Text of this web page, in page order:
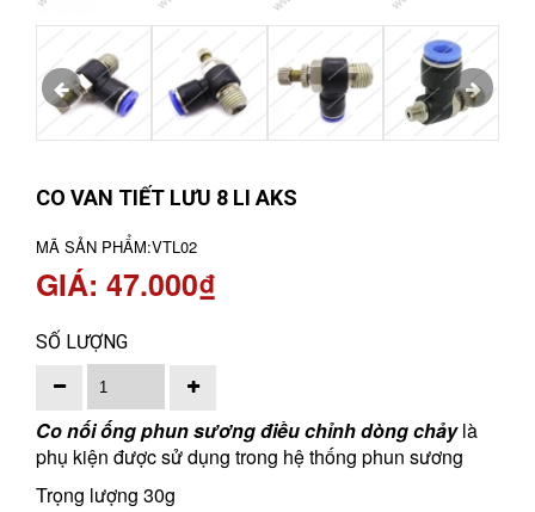
CO VAN TIẾT LƯU 8 LI AKS
MÃ SẢN PHẨM:VTL02
GIÁ: 47.000₫
SỐ LƯỢNG
Co nối ống phun sương điều chỉnh dòng chảylà
phụ kiện được sử dụng trong hệ thống phun sương
Trọng lượng 30g